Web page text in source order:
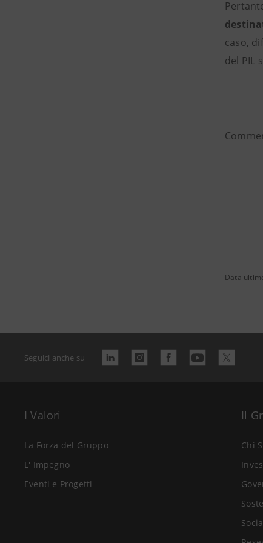
caso,
del PIL
Data
Seguici anche su
I Valori
La Forza del Gruppo
L' Impegno
Eventi e Progetti
Il
Chi